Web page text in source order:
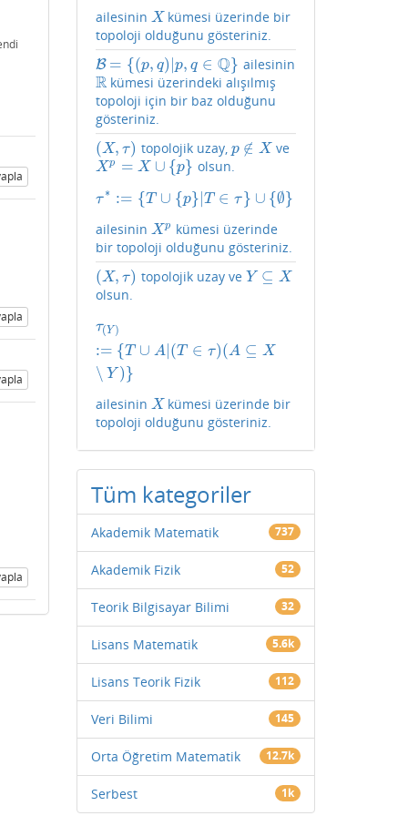
ailesinin X
X kümesi üzerinde bir
topoloji olduğunu gösteriniz.
B = {(p, q)|p, q ∈ Q}
B={(p ,q)|p,q∈Q } ailesinin
R
R kümesi üzerindeki alışılmış
topoloji için bir baz olduğunu
gösteriniz.
(X, τ)
(X,τ) topolojik uzay, p ∉ X
p∉X ve
Xp = X ∪ {p}
Xp= X∪ {p} olsun.
τ ∗ := {T ∪ {p}|T ∈ τ} ∪ {∅}
τ ∗:={T∪{p}| T∈τ} ∪{ ∅}
ailesinin Xp
Xp
kümesi üzerinde
bir topoloji olduğunu gösteriniz.
(X, τ)
(X,τ) topolojik uzay ve Y ⊆ X
Y⊆X
olsun.
τ(Y)
:= {T ∪ A (T ∈ τ)(A ⊆ X
∖ Y )}
ailesinin X
X kümesi üzerinde bir
topoloji olduğunu gösteriniz.
Tüm kategoriler
Akademik Matematik 737
Akademik Fizik 52
Teorik Bilgisayar Bilimi 32
Lisans Matematik 5.6k
Lisans Teorik Fizik 112
Veri Bilimi 145
Orta Öğretim Matematik 12.7k
Serbest 1k